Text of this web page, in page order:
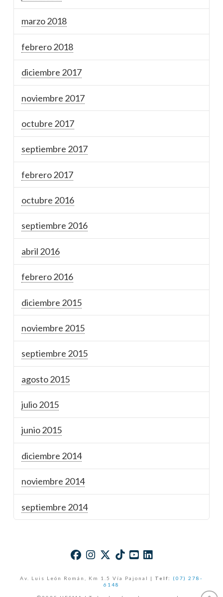
marzo 2018
febrero 2018
diciembre 2017
noviembre 2017
octubre 2017
septiembre 2017
febrero 2017
octubre 2016
septiembre 2016
abril 2016
febrero 2016
diciembre 2015
noviembre 2015
septiembre 2015
agosto 2015
julio 2015
junio 2015
diciembre 2014
noviembre 2014
septiembre 2014
Av. Luis León Román, Km 1.5 Vía Pajonal | Telf:
(07) 278-
6148